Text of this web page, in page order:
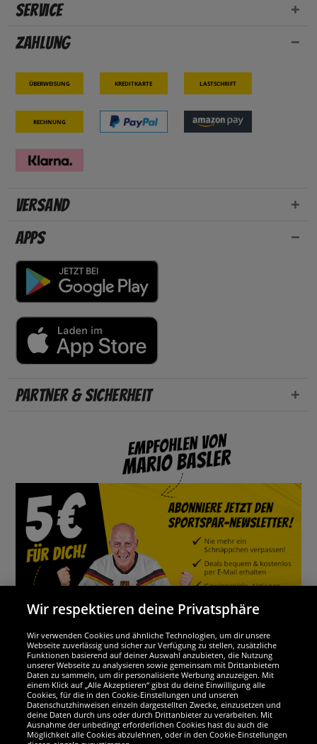
Service
Zahlung
Überweisung Kreditkarte Lastschrift
Rechnung
Versand
Apps
Partner & Sicherheit
Wir sind ausgezeichnet
Wir respektieren deine Privatsphäre
Wir verwenden Cookies und ähnliche Technologien, um dir unsere
Webseite zuverlässig und sicher zur Verfügung zu stellen, zusätzliche
Funktionen basierend auf deiner Auswahl anzubieten, die Nutzung
unserer Webseite zu analysieren sowie gemeinsam mit Drittanbietern
Daten zu sammeln, um dir personalisierte Werbung anzuzeigen. Mit
einem Klick auf „Alle Akzeptieren“ gibst du deine Einwilligung alle
Cookies, für die in den Cookie-Einstellungen und unseren
Datenschutzhinweisen einzeln dargestellten Zwecke, einzusetzen und
deine Daten durch uns oder durch Drittanbieter zu verarbeiten. Mit
Ausnahme der unbedingt erforderlichen Cookies hast du auch die
Möglichkeit alle Cookies abzulehnen, oder in den Cookie-Einstellungen